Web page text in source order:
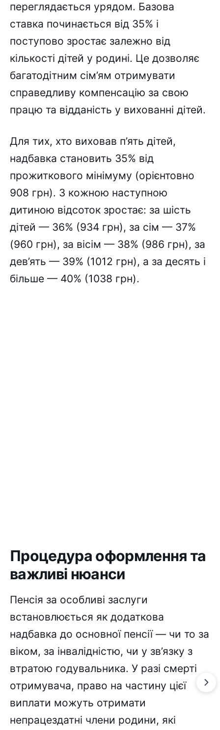
переглядається урядом. Базова
ставка починається від 35% і
поступово зростає залежно від
кількості дітей у родині. Це дозволяє
багатодітним сім’ям отримувати
справедливу компенсацію за свою
працю та відданість у вихованні дітей.
Для тих, хто виховав п’ять дітей,
надбавка становить 35% від
прожиткового мінімуму (орієнтовно
908 грн). З кожною наступною
дитиною відсоток зростає: за шість
дітей — 36% (934 грн), за сім — 37%
(960 грн), за вісім — 38% (986 грн), за
дев’ять — 39% (1012 грн), а за десять і
більше — 40% (1038 грн).
Процедура оформлення та
важливі нюанси
Пенсія за особливі заслуги
встановлюється як додаткова
надбавка до основної пенсії — чи то за
віком, за інвалідністю, чи у зв’язку з
втратою годувальника. У разі смерті
отримувача, право на частину цієї
виплати можуть отримати
непрацездатні члени родини, які